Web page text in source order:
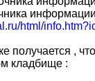
html/
получается ,
кладбище :